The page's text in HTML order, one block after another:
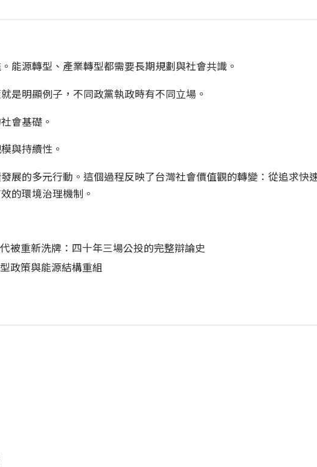
能源轉型、產業轉型都需要長期規劃與社會共識。
是明顯例子，不同政黨執政時有不同立場。
會基礎。
與持續性。
的多元行動。這個過程反映了台灣社會價值觀的轉變：從追求快
的環境治理機制。
被重新洗牌：四十年三場公投的完整辯論史
政策與能源結構重組